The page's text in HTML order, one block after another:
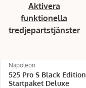
Aktivera
funktionella
tredjepartstjänster
Napoleon
525 Pro S Black Edition
Startpaket Deluxe